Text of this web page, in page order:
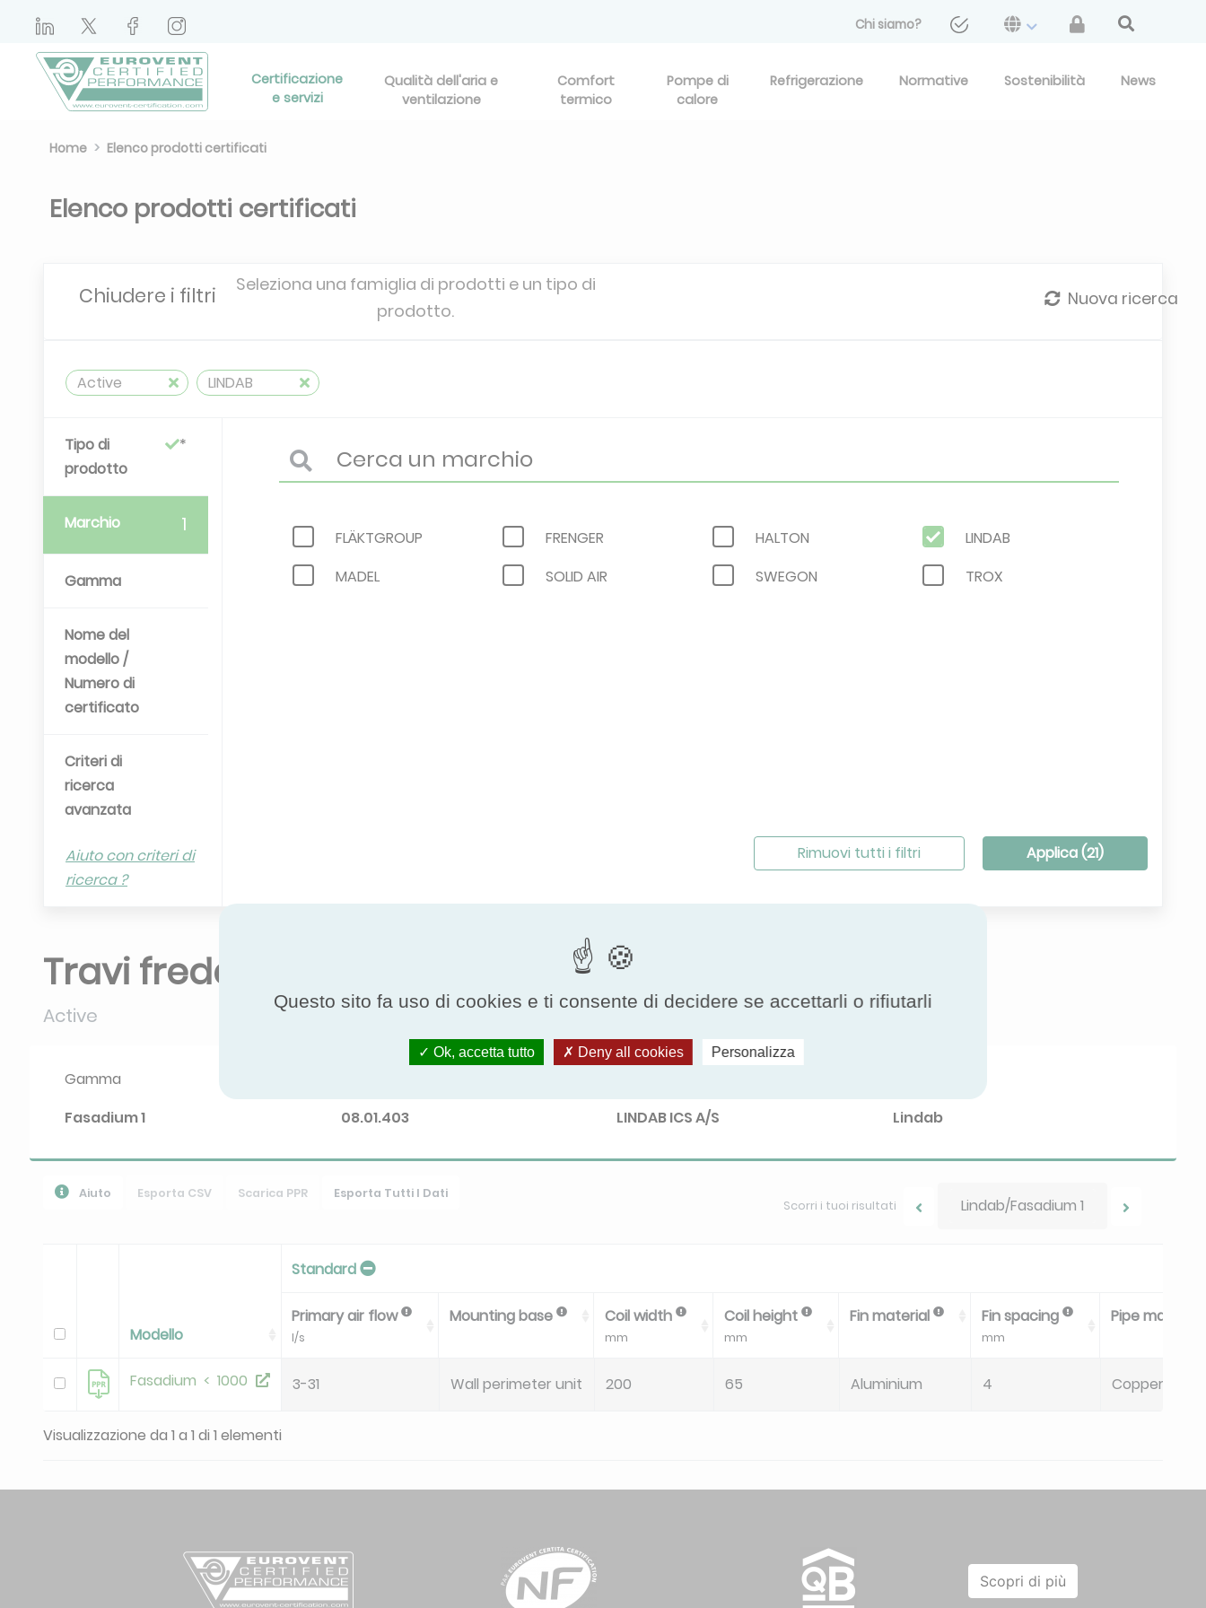
Chi siamo?
Certificazione
e servizi
Qualità dell'aria e
ventilazione
Comfort
termico
Pompe di
calore
Refrigerazione Normative Sostenibilità News
Home Elenco prodotti certificati
Elenco prodotti certificati
Chiudere i filtri
Seleziona una famiglia di prodotti e un tipo di
prodotto.
Nuova ricerca
Active LINDAB
Tipo di
prodotto
Marchio 1
Gamma
Nome del
modello /
Numero di
certificato
Criteri di
ricerca
avanzata
Aiuto con criteri di
ricerca ?
FLÄKTGROUP FRENGER HALTON
LINDAB
MADEL
SOLID AIR SWEGON TROX
Rimuovi tutti i filtri Applica (21)
Travi fredde
Active
Gamma
Fasadium 1
08.01.403
LINDAB ICS A/S
Lindab
Aiuto Esporta CSV Scarica PPR
Esporta Tutti I Dati
Scorri i tuoi risultati
Lindab/Fasadium 1
Modello
Standard
Primary air flow
l/s
Mounting base Coil width
mm
Coil height
mm
Fin material Fin spacing
mm
Pipe material
Fasadium < 1000 3-31 Wall perimeter unit 200 65 Aluminium 4 Copper
Visualizzazione da 1 a 1 di 1 elementi
Scopri di più
Questo sito fa uso di cookies e ti consente di decidere se accettarli o rifiutarli
Ok, accetta tutto Deny all cookies Personalizza